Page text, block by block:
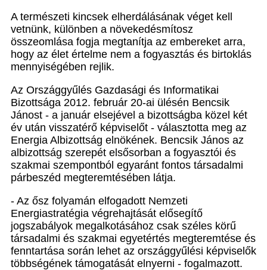
A természeti kincsek elherdálásának véget kell
vetnünk, különben a növekedésmítosz
összeomlása fogja megtanítja az embereket arra,
hogy az élet értelme nem a fogyasztás és birtoklás
mennyiségében rejlik.
Az Országgyűlés Gazdasági és Informatikai
Bizottsága 2012. február 20-ai ülésén Bencsik
Jánost - a január elsejével a bizottságba közel két
év után visszatérő képviselőt - választotta meg az
Energia Albizottság elnökének. Bencsik János az
albizottság szerepét elsősorban a fogyasztói és
szakmai szempontból egyaránt fontos társadalmi
párbeszéd megteremtésében látja.
- Az ősz folyamán elfogadott Nemzeti
Energiastratégia végrehajtását elősegítő
jogszabályok megalkotásához csak széles körű
társadalmi és szakmai egyetértés megteremtése és
fenntartása során lehet az országgyűlési képviselők
többségének támogatását elnyerni - fogalmazott.